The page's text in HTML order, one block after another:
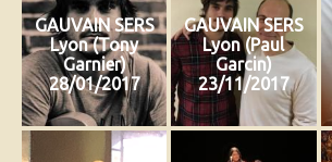
GAUVAIN SERS
Lyon (Tony
Garnier)
28/01/2017
GAUVAIN SERS
Lyon (Paul
Garcin)
23/11/2017